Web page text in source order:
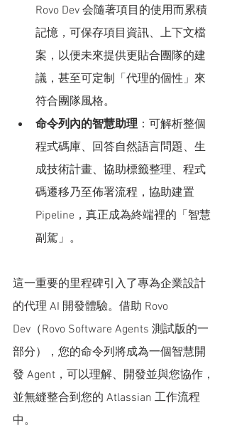
Rovo Dev 会隨著項目的使用而累積
記憶，可保存項目資訊、上下文檔
案，以便未來提供更貼合團隊的建
議，甚至可定制「代理的個性」來
符合團隊風格。
命令列內的智慧助理：可解析整個
程式碼庫、回答自然語言問題、生
成技術計畫、協助標籤整理、程式
碼遷移乃至佈署流程，協助建置
Pipeline，真正成為終端裡的「智慧
副駕」。
這一重要的里程碑引入了專為企業設計
的代理 AI 開發體驗。借助 Rovo
Dev（Rovo Software Agents 測試版的一
部分），您的命令列將成為一個智慧開
發 Agent，可以理解、開發並與您協作，
並無縫整合到您的 Atlassian 工作流程
中。